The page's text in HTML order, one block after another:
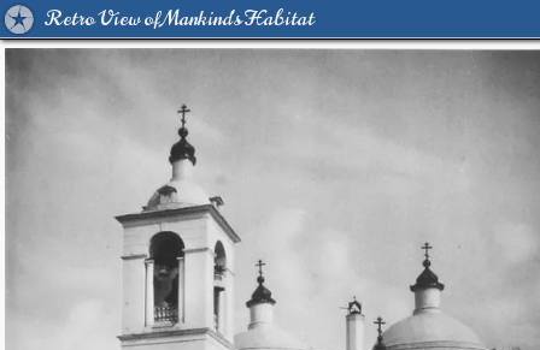
Retro View of Mankind's Habitat